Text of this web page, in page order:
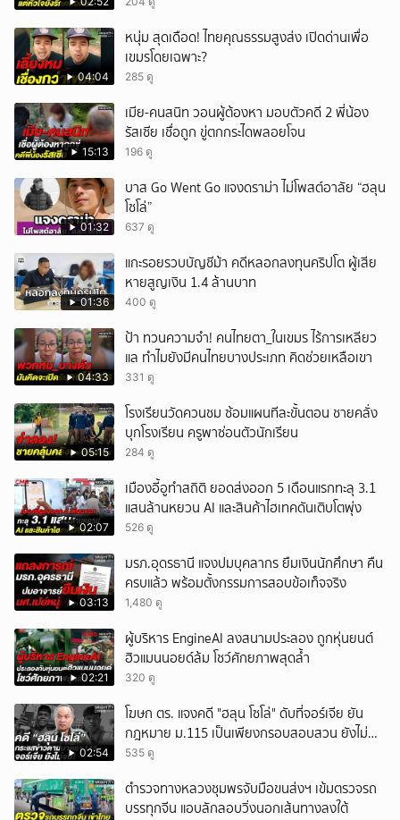
04:04
หนุ่ม สุดเดือด! ไทยคุณธรรมสูงส่ง เปิดด่านเพื่อ
เขมรโดยเฉพาะ?
285 ดู
15:13
เมีย-คนสนิท วอนผู้ต้องหา มอบตัวคดี 2 พี่น้อง
รัสเซีย เชื่อถูก ขู่ตกกระไดพลอยโจน
196 ดู
01:32
บาส Go Went Go แจงดราม่า ไม่โพสต์อาลัย “ฮลุน
โซโล่”
637 ดู
01:36
แกะรอยรวบบัญชีม้า คดีหลอกลงทุนคริปโต ผู้เสีย
หายสูญเงิน 1.4 ล้านบาท
400 ดู
04:33
ป้า ทวนความจำ! คนไทยตา_ในเขมร ไร้การเหลียว
แล ทำไมยังมีคนไทยบางประเภท คิดช่วยเหลือเขา
331 ดู
05:15
โรงเรียนวัดควนชม ซ้อมแผนทีละขั้นตอน ชายคลั่ง
บุกโรงเรียน ครูพาซ่อนตัวนักเรียน
284 ดู
02:07
เมืองอี้อูทำสถิติ ยอดส่งออก 5 เดือนแรกทะลุ 3.1
แสนล้านหยวน AI และสินค้าไฮเทคดันเติบโตพุ่ง
526 ดู
03:13
มรภ.อุดรธานี แจงปมบุคลากร ยืมเงินนักศึกษา คืน
ครบแล้ว พร้อมตั้งกรรมการสอบข้อเท็จจริง
1,480 ดู
02:21
ผู้บริหาร EngineAI ลงสนามประลอง ถูกหุ่นยนต์
ฮิวแมนนอยด์ล้ม โชว์ศักยภาพสุดล้ำ
320 ดู
02:54
โฆษก ตร. แจงคดี "ฮลุน โซโล่" ดับที่จอร์เจีย ยัน
กฎหมาย ม.115 เป็นเพียงกรอบสอบสวน ยังไม่
สรุปสาเหตุ
535 ดู
ตำรวจทางหลวงชุมพรจับมือขนส่งฯ เข้มตรวจรถ
บรรทุกจีน แอบลักลอบวิ่งนอกเส้นทางลงใต้